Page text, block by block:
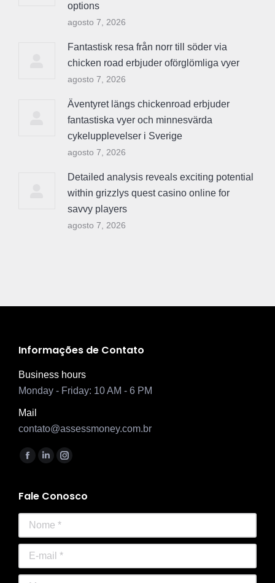
options
agosto 7, 2026
Fantastisk resa från norr till söder via
chicken road erbjuder oförglömliga vyer
agosto 7, 2026
Äventyret längs chickenroad erbjuder
fantastiska vyer och minnesvärda
cykelupplevelser i Sverige
agosto 7, 2026
Detailed analysis reveals exciting potential
within grizzlys quest casino online for
savvy players
agosto 7, 2026
Informações de Contato
Business hours
Monday - Friday: 10 AM - 6 PM
Mail
contato@assessmoney.com.br
Encontre-nos em:
Facebook
opens
new
window
Linkedin
opens
new
window
Instagram
opens
window
Fale Conosco
Nome *
E-mail *